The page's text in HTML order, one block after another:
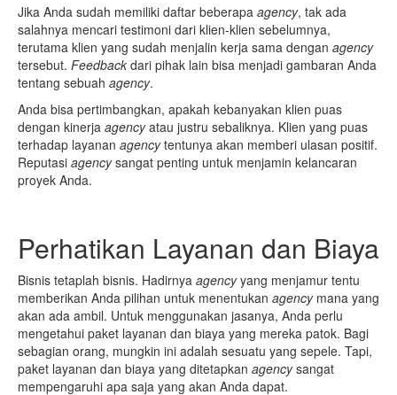
Jika Anda sudah memiliki daftar beberapa agency, tak ada
salahnya mencari testimoni dari klien-klien sebelumnya,
terutama klien yang sudah menjalin kerja sama dengan agency
tersebut. Feedback dari pihak lain bisa menjadi gambaran Anda
tentang sebuah agency.
Anda bisa pertimbangkan, apakah kebanyakan klien puas
dengan kinerja agencyatau justru sebaliknya. Klien yang puas
terhadap layanan agencytentunya akan memberi ulasan positif.
Reputasi agencysangat penting untuk menjamin kelancaran
proyek Anda.
Perhatikan Layanan dan Biaya
Bisnis tetaplah bisnis. Hadirnya agencyyang menjamur tentu
memberikan Anda pilihan untuk menentukan agencymana yang
akan ada ambil. Untuk menggunakan jasanya, Anda perlu
mengetahui paket layanan dan biaya yang mereka patok. Bagi
sebagian orang, mungkin ini adalah sesuatu yang sepele. Tapi,
paket layanan dan biaya yang ditetapkan agencysangat
mempengaruhi apa saja yang akan Anda dapat.